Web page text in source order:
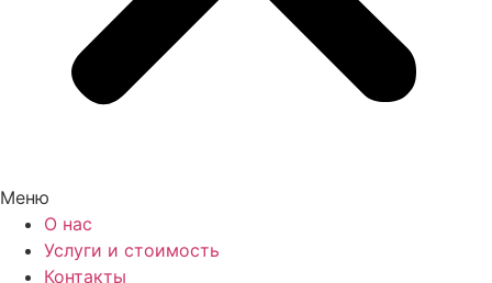
Меню
О нас
Услуги и стоимость
Контакты